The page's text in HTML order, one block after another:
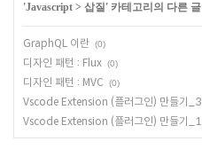
'Javascript > 삽질 ' 카테고리의 다른 글
GraphQL 이란 (0)
디자인 패턴 : Flux (0)
디자인 패턴 : MVC (0)
Vscode Extension (플러그인) 만들기_3
Vscode Extension (플러그인) 만들기_1